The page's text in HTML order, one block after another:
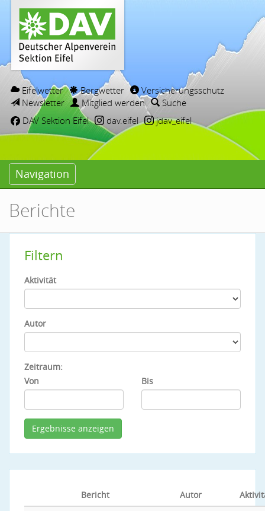
Eifelwetter Bergwetter
Versicherungsschutz
Newsletter
Mitglied werden
Suche
DAV Sektion Eifel
dav.eifel jdav_eifel
Navigation
Berichte
Filtern
Aktivität
Autor
Zeitraum:
Von
Bis
Bericht Autor